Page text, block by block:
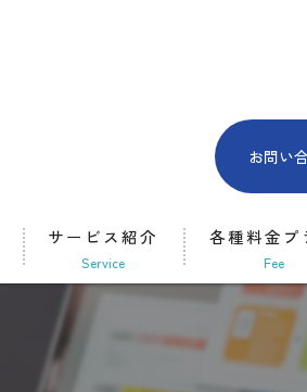
お問い
サービス紹介
Service
オンライン事務代行
訪問型事務代行
各種料金プ
fee